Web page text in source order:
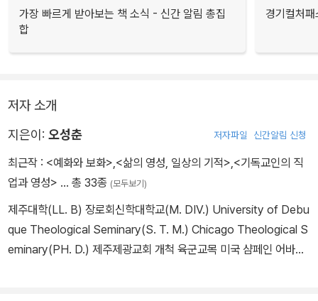
가장 빠르게 받아보는 책 소식 - 신간 알림 총집
합
경기컬처
저자 소개
지은이: 오성춘 저자파일 신간알림 신청
최근작 : <예화와 보화>,<삶의 영성, 일상의 기적>,<기독교인의 직
업과 영성> … 총 33종 (모두보기)
제주대학(LL. B) 장로회신학대학교(M. DIV.) University of Debu
que Theological Seminary(S. T. M.) Chicago Theological S
eminary(PH. D.) 제주제광교회 개척 육군교목 미국 샴페인 어바나